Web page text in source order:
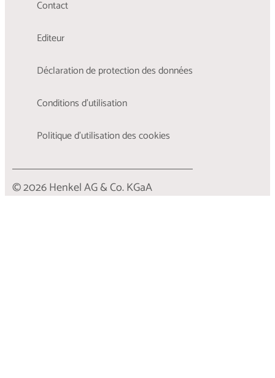
Contact
Editeur
Déclaration de protection des données
Conditions d'utilisation
Politique d’utilisation des cookies
© 2026 Henkel AG & Co. KGaA